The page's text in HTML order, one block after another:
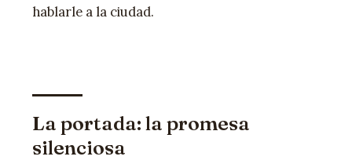
hablarle a la ciudad.
La portada: la promesa
silenciosa